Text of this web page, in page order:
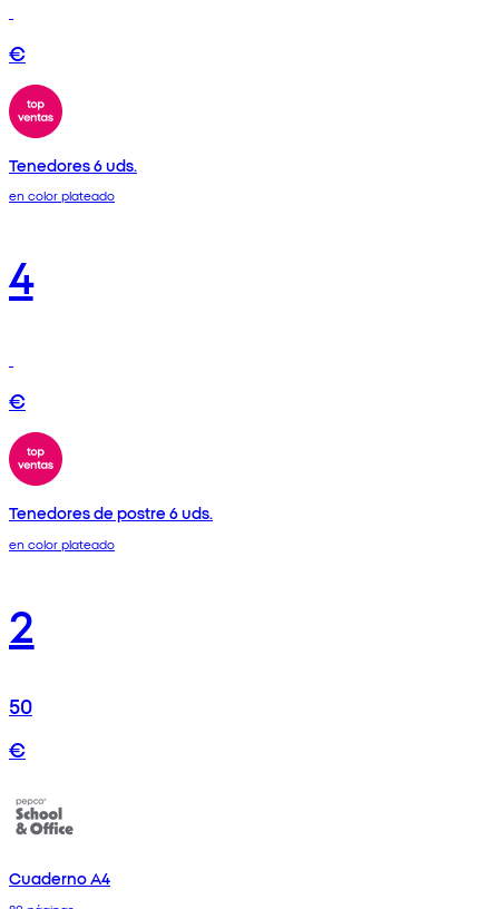
€
Tenedores 6 uds.
en color plateado
4
€
Tenedores de postre 6 uds.
en color plateado
2
50
€
Cuaderno A4